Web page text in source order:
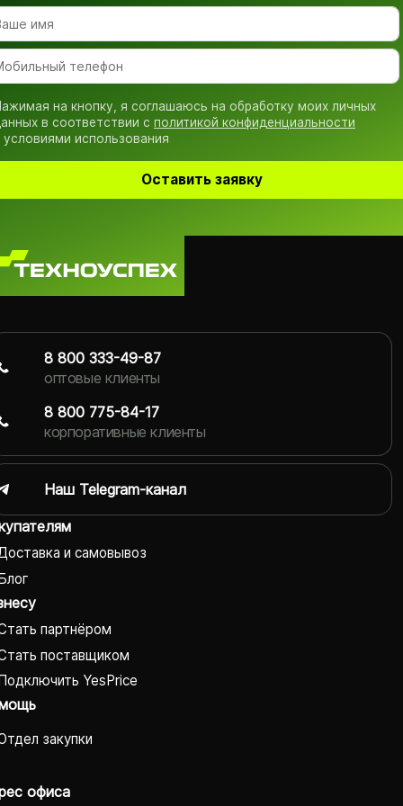
на кнопку, я соглашаюсь на обработку моих личных
в соответствии с политикой конфиденциальности
условиями использования
Оставить заявку
и самовывоз
партнёром
поставщиком
YesPrice
закупки
офиса
8 800 333-49-87
оптовые клиенты
8 800 775-84-17
корпоративные клиенты
Наш Telegram-канал